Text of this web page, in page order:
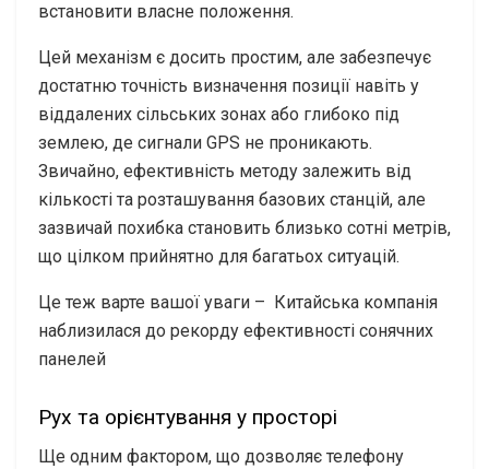
встановити власне положення.
Цей механізм є досить простим, але забезпечує
достатню точність визначення позиції навіть у
віддалених сільських зонах або глибоко під
землею, де сигнали GPS не проникають.
Звичайно, ефективність методу залежить від
кількості та розташування базових станцій, але
зазвичай похибка становить близько сотні метрів,
що цілком прийнятно для багатьох ситуацій.
Це теж варте вашої уваги –
Китайська компанія
наблизилася до рекорду ефективності сонячних
панелей
Рух та орієнтування у просторі
Ще одним фактором, що дозволяє телефону